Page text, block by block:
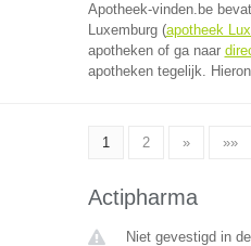
Apotheek-vinden.be
Luxemburg (apotheek
apotheken of ga naar
apotheken tegelijk.
1 2 » »»
Actipharma
Niet gevestigd in